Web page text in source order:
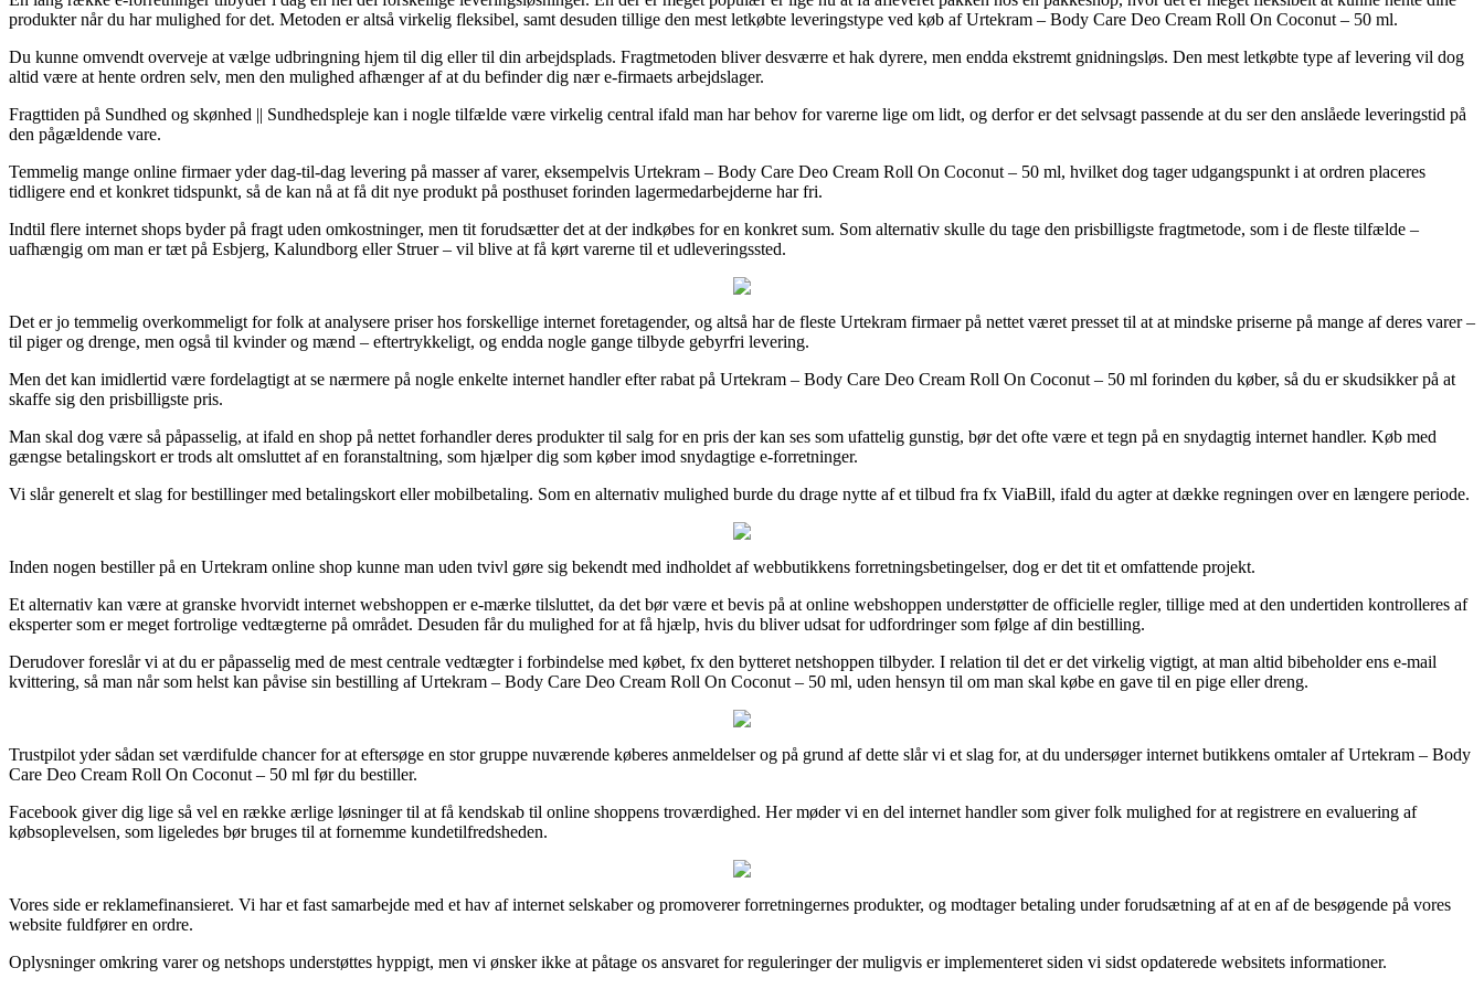
produkter når du har mulighed for det. Metoden er altså virkelig fleksibel, samt desuden tillige den mest letkøbte leveringstype ved køb af Urtekram – Body Care Deo Cream Roll On Coconut – 50 ml.
Du kunne omvendt overveje at vælge udbringning hjem til dig eller til din arbejdsplads. Fragtmetoden bliver desværre et hak dyrere, men endda ekstremt gnidningsløs. Den mest letkøbte type af levering vil dog
altid være at hente ordren selv, men den mulighed afhænger af at du befinder dig nær e-firmaets arbejdslager.
Fragttiden på Sundhed og skønhed || Sundhedspleje kan i nogle tilfælde være virkelig central ifald man har behov for varerne lige om lidt, og derfor er det selvsagt passende at du ser den anslåede leveringstid på
den pågældende vare.
Temmelig mange online firmaer yder dag-til-dag levering på masser af varer, eksempelvis Urtekram – Body Care Deo Cream Roll On Coconut – 50 ml, hvilket dog tager udgangspunkt i at ordren placeres
tidligere end et konkret tidspunkt, så de kan nå at få dit nye produkt på posthuset forinden lagermedarbejderne har fri.
Indtil flere internet shops byder på fragt uden omkostninger, men tit forudsætter det at der indkøbes for en konkret sum. Som alternativ skulle du tage den prisbilligste fragtmetode, som i de fleste tilfælde –
uafhængig om man er tæt på Esbjerg, Kalundborg eller Struer – vil blive at få kørt varerne til et udleveringssted.
Det er jo temmelig overkommeligt for folk at analysere priser hos forskellige internet foretagender, og altså har de fleste Urtekram firmaer på nettet været presset til at at mindske priserne på mange af deres varer –
til piger og drenge, men også til kvinder og mænd – eftertrykkeligt, og endda nogle gange tilbyde gebyrfri levering.
Men det kan imidlertid være fordelagtigt at se nærmere på nogle enkelte internet handler efter rabat på Urtekram – Body Care Deo Cream Roll On Coconut – 50 ml forinden du køber, så du er skudsikker på at
skaffe sig den prisbilligste pris.
Man skal dog være så påpasselig, at ifald en shop på nettet forhandler deres produkter til salg for en pris der kan ses som ufattelig gunstig, bør det ofte være et tegn på en snydagtig internet handler. Køb med
gængse betalingskort er trods alt omsluttet af en foranstaltning, som hjælper dig som køber imod snydagtige e-forretninger.
Vi slår generelt et slag for bestillinger med betalingskort eller mobilbetaling. Som en alternativ mulighed burde du drage nytte af et tilbud fra fx ViaBill, ifald du agter at dække regningen over en længere periode.
Inden nogen bestiller på en Urtekram online shop kunne man uden tvivl gøre sig bekendt med indholdet af webbutikkens forretningsbetingelser, dog er det tit et omfattende projekt.
Et alternativ kan være at granske hvorvidt internet webshoppen er e-mærke tilsluttet, da det bør være et bevis på at online webshoppen understøtter de officielle regler, tillige med at den undertiden kontrolleres af
eksperter som er meget fortrolige vedtægterne på området. Desuden får du mulighed for at få hjælp, hvis du bliver udsat for udfordringer som følge af din bestilling.
Derudover foreslår vi at du er påpasselig med de mest centrale vedtægter i forbindelse med købet, fx den bytteret netshoppen tilbyder. I relation til det er det virkelig vigtigt, at man altid bibeholder ens e-mail
kvittering, så man når som helst kan påvise sin bestilling af Urtekram – Body Care Deo Cream Roll On Coconut – 50 ml, uden hensyn til om man skal købe en gave til en pige eller dreng.
Trustpilot yder sådan set værdifulde chancer for at eftersøge en stor gruppe nuværende køberes anmeldelser og på grund af dette slår vi et slag for, at du undersøger internet butikkens omtaler af Urtekram – Body
Care Deo Cream Roll On Coconut – 50 ml før du bestiller.
Facebook giver dig lige så vel en række ærlige løsninger til at få kendskab til online shoppens troværdighed. Her møder vi en del internet handler som giver folk mulighed for at registrere en evaluering af
købsoplevelsen, som ligeledes bør bruges til at fornemme kundetilfredsheden.
Vores side er reklamefinansieret. Vi har et fast samarbejde med et hav af internet selskaber og promoverer forretningernes produkter, og modtager betaling under forudsætning af at en af de besøgende på vores
website fuldfører en ordre.
Oplysninger omkring varer og netshops understøttes hyppigt, men vi ønsker ikke at påtage os ansvaret for reguleringer der muligvis er implementeret siden vi sidst opdaterede websitets informationer.